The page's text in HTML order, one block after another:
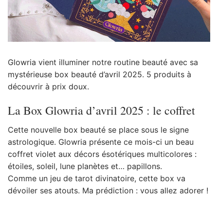
Glowria vient illuminer notre routine beauté avec sa
mystérieuse box beauté d’avril 2025. 5 produits à
découvrir à prix doux.
La Box Glowria d’avril 2025 : le coffret
Cette nouvelle box beauté se place sous le signe
astrologique. Glowria présente ce mois-ci un beau
coffret violet aux décors ésotériques multicolores :
étoiles, soleil, lune planètes et… papillons.
Comme un jeu de tarot divinatoire, cette box va
dévoiler ses atouts. Ma prédiction : vous allez adorer !